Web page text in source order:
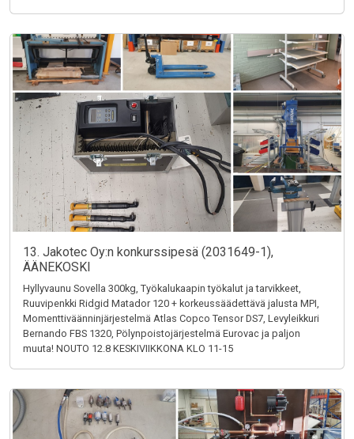
13. Jakotec Oy:n konkurssipesä (2031649-1),
ÄÄNEKOSKI
Hyllyvaunu Sovella 300kg, Työkalukaapin työkalut ja tarvikkeet,
Ruuvipenkki Ridgid Matador 120 + korkeussäädettävä jalusta MPI,
Momenttiväänninjärjestelmä Atlas Copco Tensor DS7, Levyleikkuri
Bernando FBS 1320, Pölynpoistojärjestelmä Eurovac ja paljon
muuta! NOUTO 12.8 KESKIVIIKKONA KLO 11-15